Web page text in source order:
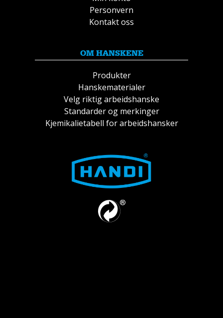
Personvern
Kontakt oss
OM HANSKENE
Produkter
Hanskematerialer
Velg riktig arbeidshanske
Standarder og merkinger
Kjemikalietabell for arbeidshansker